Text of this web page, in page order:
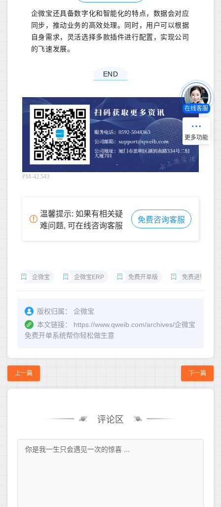
企微宝还具备数字化和智能化的特点，数据会对应
同步，推动业务的高效处理。同时，用户可以根据
自身需求，灵活选择多款插件进行配置，实现公司
的飞速发展。
END
PM-42.543
温馨提示: 如果有相关疑
难问题, 可在线咨询客服
免费咨询客服
企微宝 企微宝ERP 免费开单版 免费进销存
版权归属：
企微宝
本文链接：
https://www.qweib.com/archives/企微宝
免费开单系统帮你轻松做生意
上一篇 下一篇
评论区
在线客服